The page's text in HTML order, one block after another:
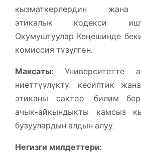
кызматкерлердин жана
этикалык кодекси
Окумуштуулар Кеңешинде
комиссия түзүлгөн.
Максаты: Университетте
ниеттүүлүктү, кесиптик
этиканы сактоо, билим
ачык-айкындыкты камсыз
бузуулардын алдын алуу.
Негизги милдеттери: